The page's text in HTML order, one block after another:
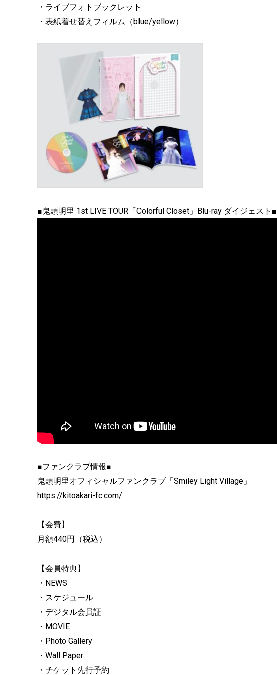
・ライブフォトブックレット
・表紙着せ替えフィルム（blue/yellow）
■鬼頭明里 1st LIVE TOUR「Colorful Closet」Blu-ray ダイジェスト■
■ファンクラブ情報■
鬼頭明里オフィシャルファンクラブ「Smiley Light Village」
https://kitoakari-fc.com/
【会費】
月額440円（税込）
【会員特典】
・NEWS
・スケジュール
・デジタル会員証
・MOVIE
・Photo Gallery
・Wall Paper
・チケット先行予約